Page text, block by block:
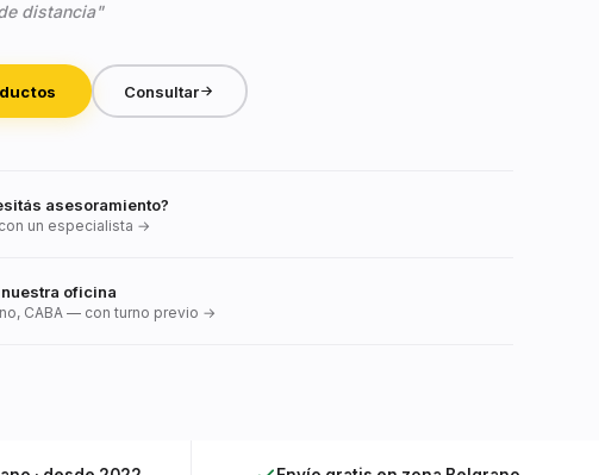
distancia"
Consultar
asesoramiento?
un especialista →
oficina
CABA — con turno previo →